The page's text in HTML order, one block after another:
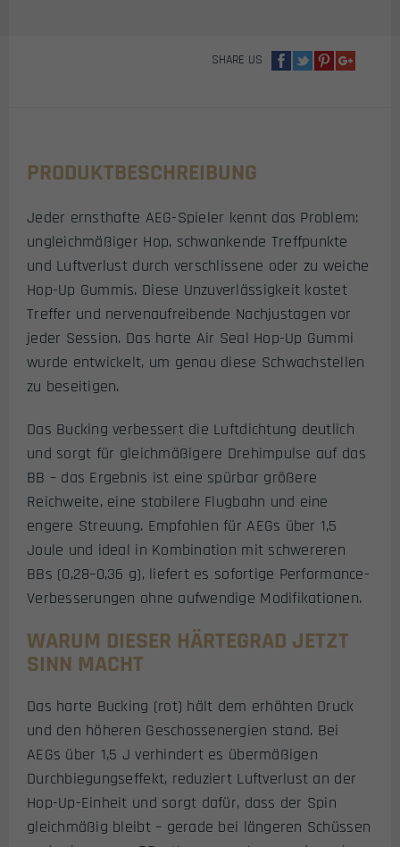
SHARE US
PRODUKTBESCHREIBUNG
Jeder ernsthafte AEG-Spieler kennt das Problem:
ungleichmäßiger Hop, schwankende Treffpunkte
und Luftverlust durch verschlissene oder zu weiche
Hop-Up Gummis. Diese Unzuverlässigkeit kostet
Treffer und nervenaufreibende Nachjustagen vor
jeder Session. Das harte Air Seal Hop-Up Gummi
wurde entwickelt, um genau diese Schwachstellen
zu beseitigen.
Das Bucking verbessert die Luftdichtung deutlich
und sorgt für gleichmäßigere Drehimpulse auf das
BB – das Ergebnis ist eine spürbar größere
Reichweite, eine stabilere Flugbahn und eine
engere Streuung. Empfohlen für AEGs über 1,5
Joule und ideal in Kombination mit schwereren
BBs (0,28–0,36 g), liefert es sofortige Performance-
Verbesserungen ohne aufwendige Modifikationen.
WARUM DIESER HÄRTEGRAD JETZT
SINN MACHT
Das harte Bucking (rot) hält dem erhöhten Druck
und den höheren Geschossenergien stand. Bei
AEGs über 1,5 J verhindert es übermäßigen
Durchbiegungseffekt, reduziert Luftverlust an der
Hop-Up-Einheit und sorgt dafür, dass der Spin
gleichmäßig bleibt – gerade bei längeren Schüssen